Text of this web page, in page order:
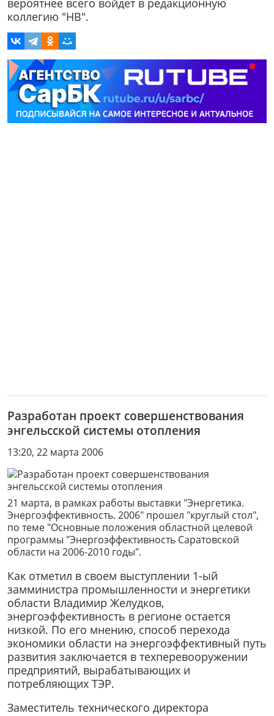
коллегию "НВ".
Разработан проект совершенствования
энгельсской системы отопления
13:20, 22 марта 2006
21 марта, в рамках работы выставки "Энергетика.
Энергоэффективность. 2006" прошел "круглый стол",
по теме "Основные положения областной целевой
программы "Энергоэффективность Саратовской
области на 2006-2010 годы".
Как отметил в своем выступлении 1-ый
замминистра промышленности и энергетики
области Владимир Желудков,
энергоэффективность в регионе остается
низкой. По его мнению, способ перехода
экономики области на энергоэффективный путь
развития заключается в техперевооружении
предприятий, вырабатывающих и
потребляющих ТЭР.
Заместитель технического директора